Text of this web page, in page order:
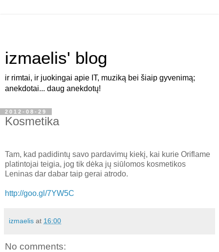
izmaelis' blog
ir rimtai, ir juokingai apie IT, muziką bei šiaip gyvenimą;
anekdotai... daug anekdotų!
2012-08-29
Kosmetika
Tam, kad padidintų savo pardavimų kiekį, kai kurie Oriflame
platintojai teigia, jog tik dėka jų siūlomos kosmetikos
Leninas dar dabar taip gerai atrodo.
http://goo.gl/7YW5C
izmaelis at 16:00
No comments: